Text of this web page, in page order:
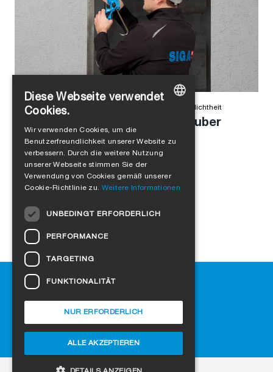
Alejandro Jimenez Luftdichtheit
Anschlussfuge einfach und sauber
abdichten
Hilfe
SIGA-Fachhändler finden
Häufig gestellte Fragen
Cookie-Einstellungen
ENGLISH
FRENCH
DANISH
LATVIAN
Diese Webseite verwendet
Cookies.
Wir verwenden Cookies, um die
Benutzerfreundlichkeit unserer Website zu
verbessern. Durch die weitere Nutzung
unserer Webseite stimmen Sie der
Verwendung von Cookies gemäß unserer
Cookie-Richtlinie zu. Weitere Informationen
UNBEDINGT ERFORDERLICH
PERFORMANCE
TARGETING
FUNKTIONALITÄT
ALLE AKZEPTIEREN
NUR ERFORDERLICH